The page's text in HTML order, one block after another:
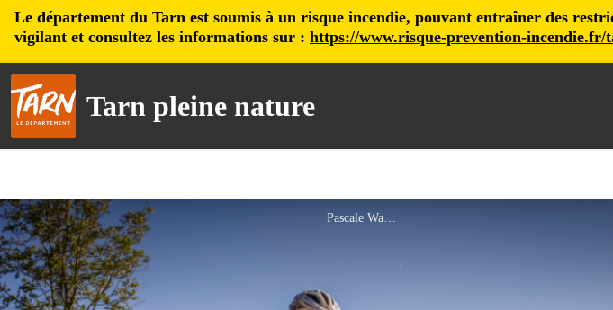
Le département du Tarn est soumis à un risque incendie, pouvant entraîner des
vigilant et consultez les informations sur : https://www.risque-prevention-
Tarn pleine nature
Pascale Walter